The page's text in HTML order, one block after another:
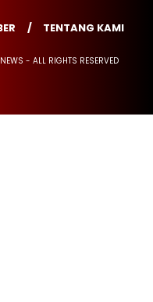
TENTANG KAMI
- ALL RIGHTS RESERVED